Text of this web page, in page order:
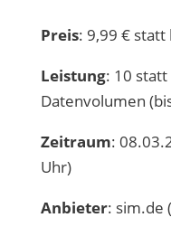
Preis: 9,99 €
Leistung: 10 statt
Datenvolumen
Zeitraum:
Uhr)
Anbieter: sim.de